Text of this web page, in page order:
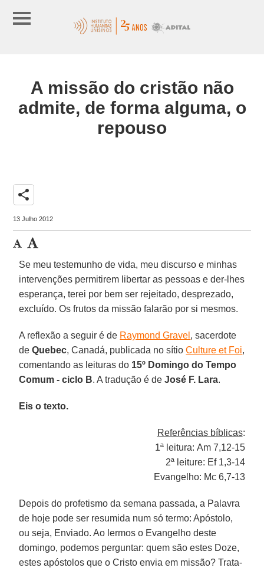
A missão do cristão não
admite, de forma alguma, o
repouso
share
13 Julho 2012
Se meu testemunho de vida, meu discurso e minhas
intervenções permitirem libertar as pessoas e der-lhes
esperança, terei por bem ser rejeitado, desprezado,
excluído. Os frutos da missão falarão por si mesmos.
A reflexão a seguir é de Raymond Gravel , sacerdote
deQuebec, Canadá, publicada no sítioCulture et Foi,
comentando as leituras do 15º Domingo do Tempo
Comum - ciclo B. A tradução é deJosé F. Lara.
Eis o texto.
Referências bíblicas:
1ª leitura: Am 7,12-15
2ª leiture: Ef 1,3-14
Evangelho: Mc 6,7-13
Depois do profetismo da semana passada, a Palavra
de hoje pode ser resumida num só termo: Apóstolo,
ou seja, Enviado. Ao lermos o Evangelho deste
domingo, podemos perguntar: quem são estes Doze,
estes apóstolos que o Cristo envia em missão? Trata-